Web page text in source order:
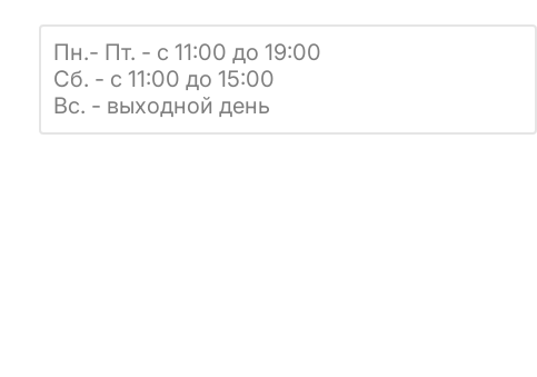
Пн.- Пт. - с 11:00 до 19:00
Сб. - с 11:00 до 15:00
Вс. - выходной день